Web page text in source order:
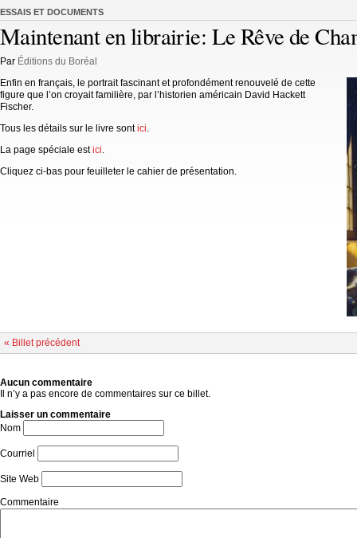
ESSAIS ET DOCUMENTS
Maintenant en librairie: Le Rêve de
Par Éditions du Boréal
Enfin en français, le portrait fascinant et profondément renouvelé de cette
figure que l’on croyait familière, par l’historien américain David Hackett
Fischer.
Tous les détails sur le livre sontici.
La page spéciale estici.
Cliquez ci-bas pour feuilleter le cahier de présentation.
« Billet précédent
Aucun commentaire
Il n’y a pas encore de commentaires sur ce billet.
Laisser un commentaire
Nom
Courriel
Site Web
Commentaire